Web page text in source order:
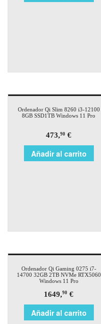
Ordenador Qi Slim 8260 i3-12100
8GB SSD1TB Windows 11 Pro
473,90 €
Añadir al carrito
Ordenador Qi Gaming 0275 i7-
14700 32GB 2TB NVMe RTX5060
Windows 11 Pro
1649,90 €
Añadir al carrito